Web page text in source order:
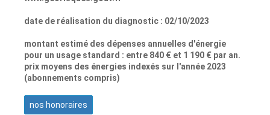
date de réalisation du diagnostic : 02/10/2023
montant estimé des dépenses annuelles d'énergie
pour un usage standard : entre 840 € et 1 190 € par an.
prix moyens des énergies indexés sur l'année 2023
(abonnements compris)
nos honoraires